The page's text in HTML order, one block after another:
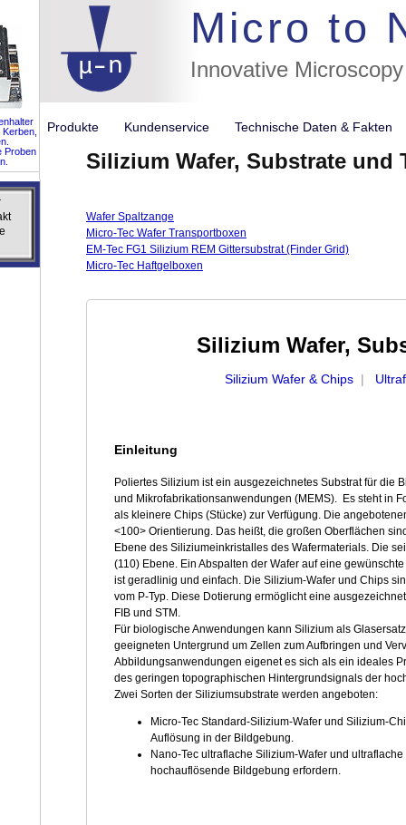
Proben
Micro to
Innovative
//flags
Produkte Kundenservice Technische Daten & Fakten
Silizium Wafer, Substrate und
Wafer Spaltzange
Micro-Tec Wafer Transportboxen
EM-Tec FG1 Silizium REM Gittersubstrat (Finder Grid)
Micro-Tec Haftgelboxen
Silizium Wafer,
Silizium Wafer & Chips |
Einleitung
Poliertes Silizium ist ein ausgezeichnetes Substrat für die
und Mikrofabrikationsanwendungen (MEMS). Es steht in
als kleinere Chips (Stücke) zur Verfügung. Die
<100> Orientierung. Das heißt, die großen Oberflächen
Ebene des Siliziumeinkristalles des Wafermaterials. Die
(110) Ebene. Ein Abspalten der Wafer auf eine
ist geradlinig und einfach. Die Silizium-Wafer und Chips
vom P-Typ. Diese Dotierung ermöglicht eine
FIB und STM.
Für biologische Anwendungen kann Silizium als
geeigneten Untergrund um Zellen zum Aufbringen und
Abbildungsanwendungen eigenet es sich als ein ideales
des geringen topographischen Hintergrundsignals der
Zwei Sorten der Siliziumsubstrate werden angeboten:
Micro-Tec Standard-Silizium-Wafer und Silizium-
Auflösung in der Bildgebung.
Nano-Tec ultraflache Silizium-Wafer und
hochauflösende Bildgebung erfordern.